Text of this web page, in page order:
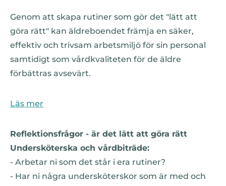
Genom att skapa rutiner som gör det "lätt att
göra rätt" kan äldreboendet främja en säker,
effektiv och trivsam arbetsmiljö för sin personal
samtidigt som vårdkvaliteten för de äldre
förbättras avsevärt.
Läs mer
Reflektionsfrågor - är det lätt att göra rätt
Undersköterska och vårdbiträde:
- Arbetar ni som det står i era rutiner?
- Har ni några undersköterskor som är med och